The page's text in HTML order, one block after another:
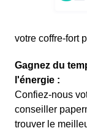
votre coffre-fort
Gagnez du
l'énergie :
Confiez-nous
conseiller
trouver le